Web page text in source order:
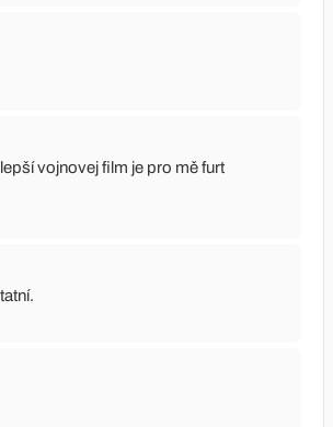
vojnovej film je pro mě furt